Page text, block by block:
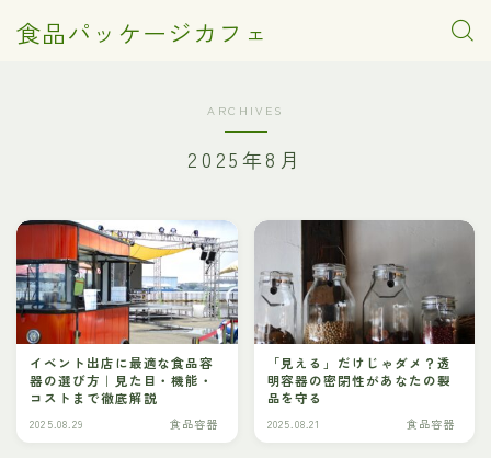
食品パッケージカフェ
ARCHIVES
2025年8月
イベント出店に最適な食品容
器の選び方｜見た目・機能・
コストまで徹底解説
2025.08.29 食品容器
「見える」だけじゃダメ？透
明容器の密閉性があなたの製
品を守る
2025.08.21 食品容器